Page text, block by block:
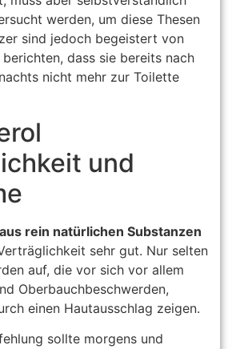
werden, um diese Thesen
sind jedoch begeistert von
dass sie bereits nach
nicht mehr zur Toilette
und
rein natürlichen Substanzen
sehr gut. Nur selten
auf, die vor sich vor allem
Oberbauchbeschwerden,
einen Hautausschlag zeigen.
sollte morgens und